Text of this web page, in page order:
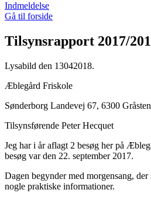
Indmeldelse
Gå til forside
Tilsynsrapport 2017/
Lysabild den 13042018.
Æblegård Friskole
Sønderborg Landevej 67, 6300
Tilsynsførende Peter Hecquet
Jeg har i år aflagt 2 besøg her på
besøg var den 22. september 2017.
Dagen begynder med morgensang,
nogle praktiske informationer.